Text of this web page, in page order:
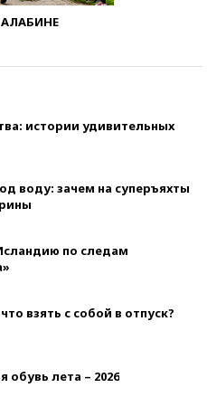
истории удивительных
воду: зачем на суперъяхты
по следам
взять с собой в отпуск?
обувь лета – 2026